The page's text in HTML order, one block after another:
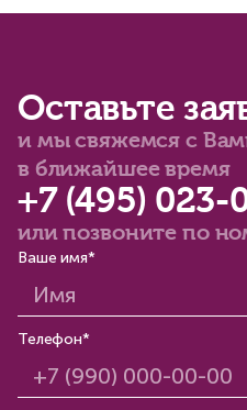
Оставьте
и мы свяжемся с
в ближайшее время
+7 (495) 023-
или позвоните по
Ваше имя*
Телефон*